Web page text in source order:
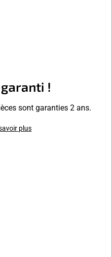
garanti !
sont garanties 2 ans.
plus